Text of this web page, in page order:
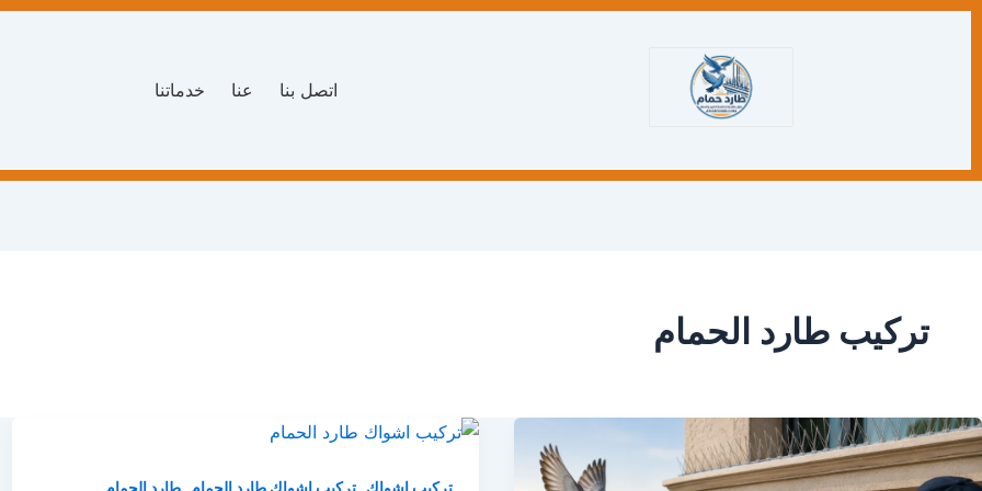
اتصل بنا عنا خدماتنا
تركيب طارد الحمام
تركيب اشواك, تركيب اشواك طارد الحمام, طارد الحمام